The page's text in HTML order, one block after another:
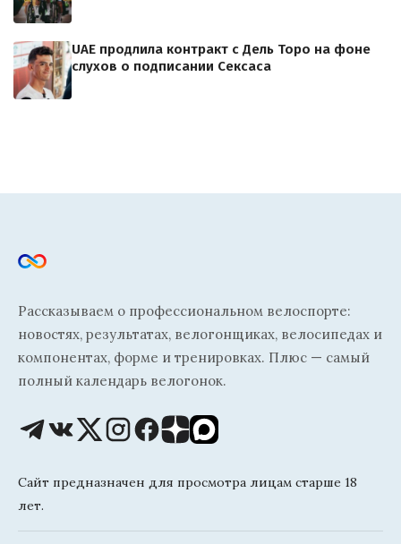
UAE продлила контракт с Дель Торо на фоне
слухов о подписании Сексаса
Рассказываем о профессиональном велоспорте:
новостях, результатах, велогонщиках, велосипедах и
компонентах, форме и тренировках. Плюс — самый
полный календарь велогонок.
Сайт предназначен для просмотра лицам старше 18
лет.